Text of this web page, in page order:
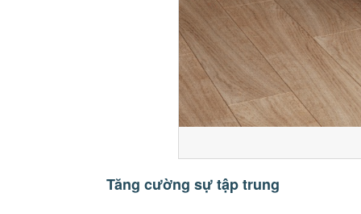
Tăng cường sự tập trung